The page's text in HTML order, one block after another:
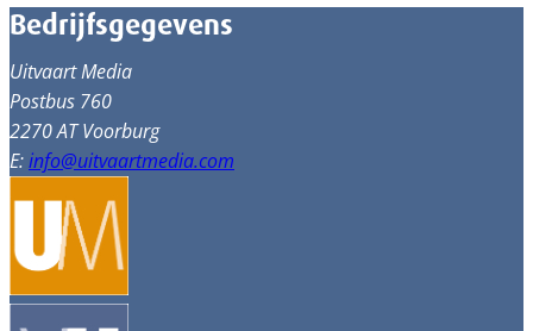
Bedrijfsgegevens
Uitvaart Media
Postbus 760
2270 AT Voorburg
E:info@uitvaartmedia.com